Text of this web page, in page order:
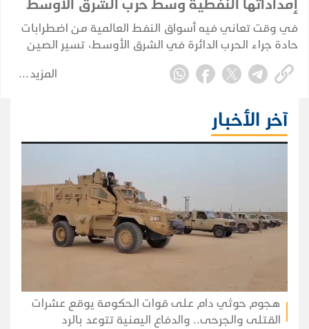
إمداداتها النفطية وسط حرب الشرق الأوسط
في وقت تعاني فيه أسواق النفط العالمية من اضطرابات
حادة جراء الحرب الدائرة في الشرق الأوسط، تسير الصين
في اتجاه مختلف؛ إذ تُبرم صفقاتها الخاصة وتُكرّس نفوذها
الاستراتيجي بعيداً عن الأضواء، بينما تتصارع إدارة ترامب
المزيد
آخر الأخبار
هجوم حوثي دام على قوات الحكومة يوقع عشرات
القتلى والجرحى.. والدفاع اليمنية تتوعد بالرد